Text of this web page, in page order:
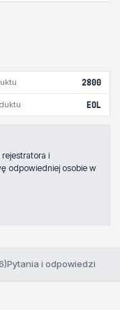
2800
EOL
i
odpowiedniej osobie w
Pytania i odpowiedzi